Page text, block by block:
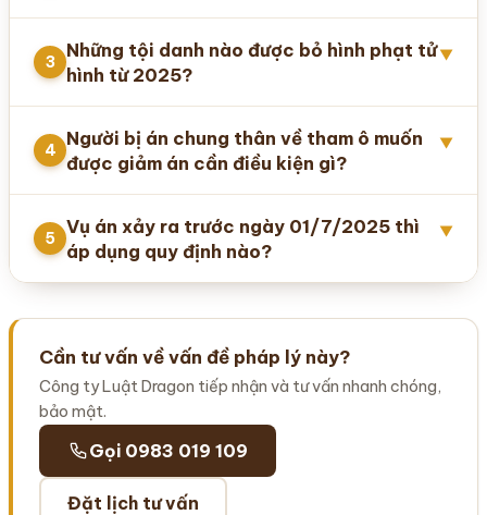
3
Những tội danh nào được bỏ hình phạt tử
hình từ 2025?
▼
4
Người bị án chung thân về tham ô muốn
được giảm án cần điều kiện gì?
▼
5
Vụ án xảy ra trước ngày 01/7/2025 thì
áp dụng quy định nào?
▼
Cần tư vấn về vấn đề pháp lý này?
Công ty Luật Dragon tiếp nhận và tư vấn nhanh chóng,
bảo mật.
Gọi 0983 019 109
Đặt lịch tư vấn